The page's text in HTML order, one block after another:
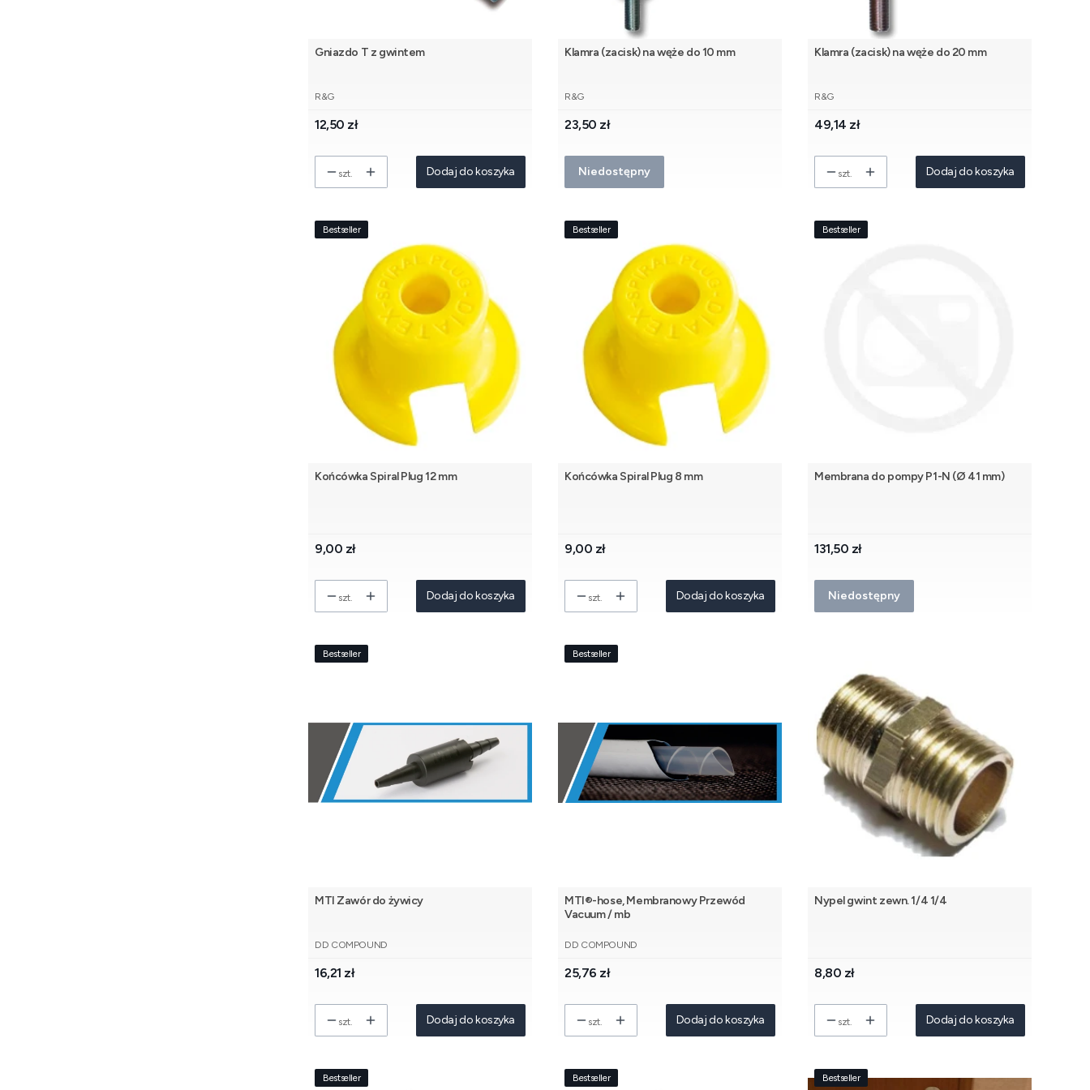
Gniazdo T z gwintem
PRODUCENT
R&G
Cena
12,50 zł
szt. Dodaj do koszyka
Klamra (zacisk) na węże do 10 mm
PRODUCENT
R&G
Cena
23,50 zł
Niedostępny
Klamra (zacisk) na węże do 20 mm
PRODUCENT
R&G
Cena
49,14 zł
szt. Dodaj do koszyka
Bestseller
Końcówka Spiral Plug 12 mm
Cena
9,00 zł
szt. Dodaj do koszyka
Bestseller
Końcówka Spiral Plug 8 mm
Cena
9,00 zł
szt. Dodaj do koszyka
Bestseller
Membrana do pompy P1-N (Ø 41 mm)
Cena
131,50 zł
Niedostępny
Bestseller
MTI Zawór do żywicy
PRODUCENT
DD COMPOUND
Cena
16,21 zł
szt. Dodaj do koszyka
Bestseller
MTI®-hose, Membranowy Przewód
Vacuum / mb
PRODUCENT
DD COMPOUND
Cena
25,76 zł
szt. Dodaj do koszyka
Nypel gwint zewn. 1/4 1/4
Cena
8,80 zł
szt. Dodaj do koszyka
Bestseller Bestseller Bestseller